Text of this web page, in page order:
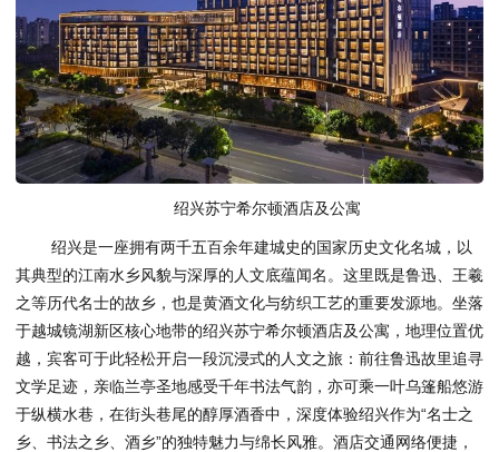
绍兴苏宁希尔顿酒店及公寓
绍兴是一座拥有两千五百余年建城史的国家历史文化名城，以
其典型的江南水乡风貌与深厚的人文底蕴闻名。这里既是鲁迅、王羲
之等历代名士的故乡，也是黄酒文化与纺织工艺的重要发源地。坐落
于越城镜湖新区核心地带的绍兴苏宁希尔顿酒店及公寓，地理位置优
越，宾客可于此轻松开启一段沉浸式的人文之旅：前往鲁迅故里追寻
文学足迹，亲临兰亭圣地感受千年书法气韵，亦可乘一叶乌篷船悠游
于纵横水巷，在街头巷尾的醇厚酒香中，深度体验绍兴作为“名士之
乡、书法之乡、酒乡”的独特魅力与绵长风雅。酒店交通网络便捷，